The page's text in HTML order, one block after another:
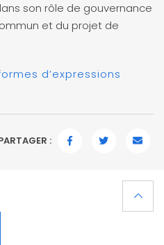
son rôle de gouvernance
et du projet de
d’expressions
: